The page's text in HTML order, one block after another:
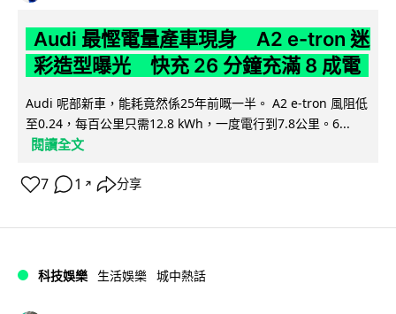
Audi 最慳電量產車現身 A2 e-tron 迷
彩造型曝光 快充 26 分鐘充滿 8 成電
Audi 呢部新車，能耗竟然係25年前嘅一半。 A2 e-tron 風阻低
至0.24，每百公里只需12.8 kWh，一度電行到7.8公里。6...
閱讀全文
7 1 ↗ 分享
科技娛樂 生活娛樂 城中熱話